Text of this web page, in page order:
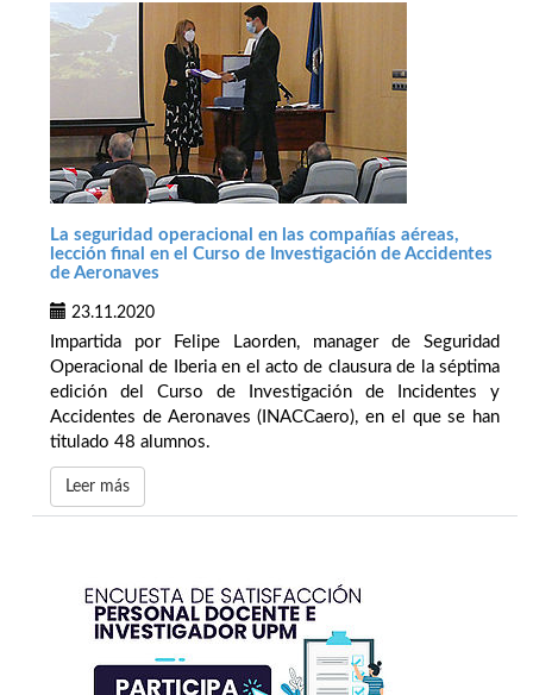
La seguridad operacional en las compañías aéreas,
lección final en el Curso de Investigación de Accidentes
de Aeronaves
23.11.2020
Impartida por Felipe Laorden, manager de Seguridad
Operacional de Iberia en el acto de clausura de la séptima
edición del Curso de Investigación de Incidentes y
Accidentes de Aeronaves (INACCaero), en el que se han
titulado 48 alumnos.
Leer más